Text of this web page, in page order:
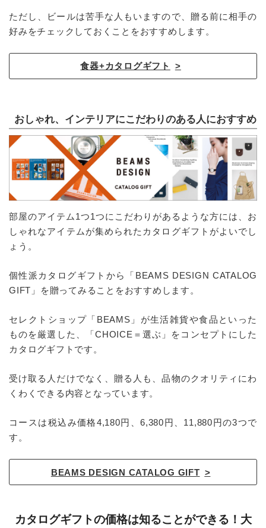
ただし、ビールは苦手な人もいますので、贈る前に相手の
好みをチェックしておくことをおすすめします。
食器+カタログギフト
おしゃれ、インテリアにこだわりのある人におすすめ
部屋のアイテム1つ1つにこだわりがあるような方には、お
しゃれなアイテムが集められたカタログギフトがよいでし
ょう。
個性派カタログギフトから「BEAMS DESIGN CATALOG
GIFT」を贈ってみることをおすすめします。
セレクトショップ「BEAMS」が生活雑貨や食品といった
ものを厳選した、「CHOICE＝選ぶ」をコンセプトにした
カタログギフトです。
受け取る人だけでなく、贈る人も、品物のクオリティにわ
くわくできる内容となっています。
コースは税込み価格4,180円、6,380円、11,880円の3つで
す。
BEAMS DESIGN CATALOG GIFT
カタログギフトの価格は知ることができる！大